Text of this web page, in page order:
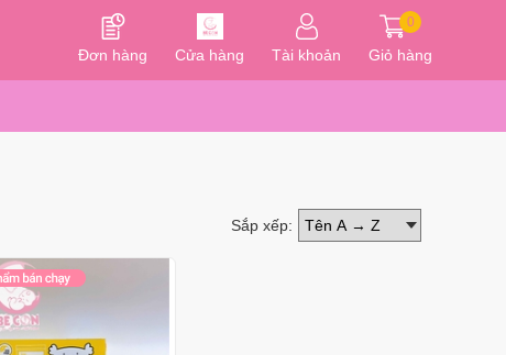
Đơn hàng Cửa hàng Tài khoản
0
Giỏ hàng
Sắp xếp: